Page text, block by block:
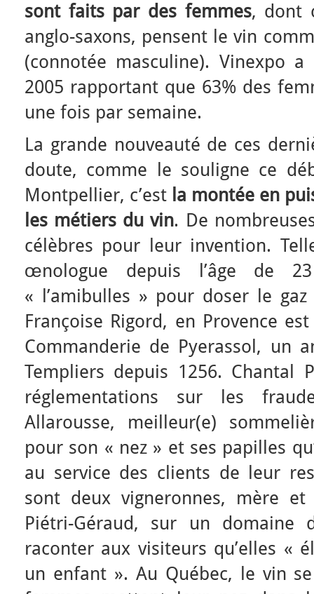
sont faits par des femmes, dont
anglo-saxons, pensent le vin
(connotée masculine). Vinexpo
2005 rapportant que 63% des
une fois par semaine.
La grande nouveauté de ces
doute, comme le souligne ce
Montpellier, c’est la montée en
les métiers du vin. De
célèbres pour leur invention.
œnologue depuis l’âge de
« l’amibulles » pour doser le
Françoise Rigord, en Provence
Commanderie de Pyerassol, un
Templiers depuis 1256. Chantal
réglementations sur les
Allarousse, meilleur(e)
pour son « nez » et ses papilles
au service des clients de leur
sont deux vigneronnes, mère
Piétri-Géraud, sur un domaine
raconter aux visiteurs qu’elles «
un enfant ». Au Québec, le vin